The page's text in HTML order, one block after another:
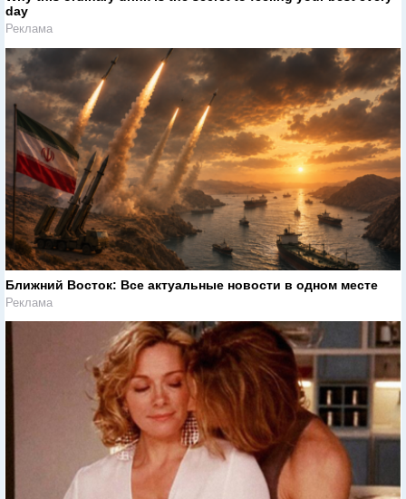
day
Реклама
Ближний Восток: Все актуальные новости в одном месте
Реклама